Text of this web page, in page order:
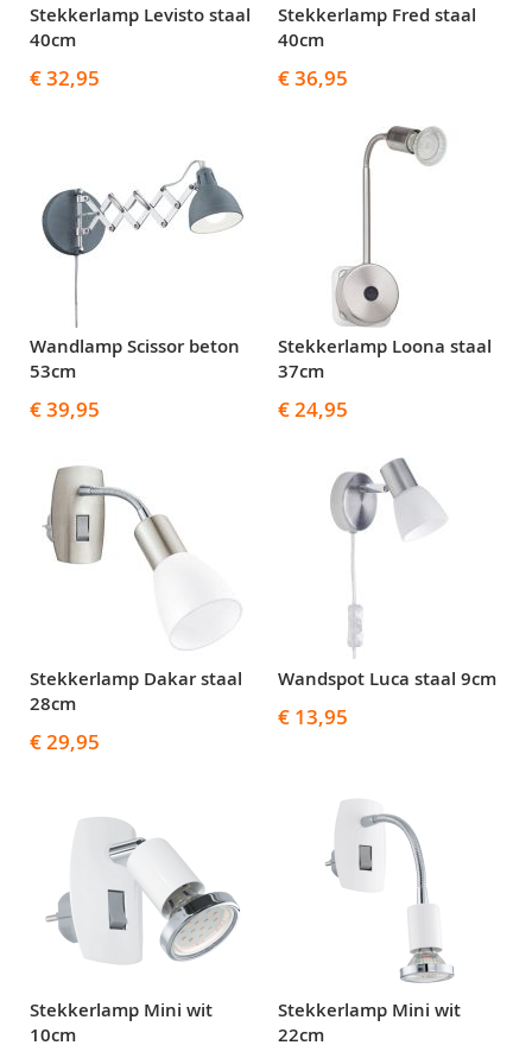
Stekkerlamp Levisto staal
40cm
€ 32,95
Stekkerlamp Fred staal
40cm
€ 36,95
Wandlamp Scissor beton
53cm
€ 39,95
Stekkerlamp Loona staal
37cm
€ 24,95
Stekkerlamp Dakar staal
28cm
€ 29,95
Wandspot Luca staal 9cm
€ 13,95
Stekkerlamp Mini wit
10cm
Stekkerlamp Mini wit
22cm